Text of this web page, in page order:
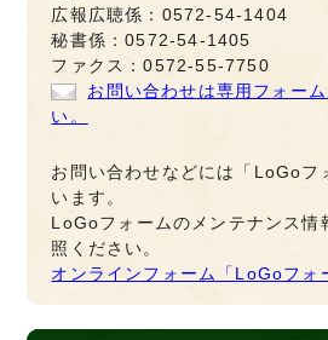
広報広聴係：0572-54-1404
秘書係：0572-54-1405
ファクス：0572-55-7750
お問い合わせは専用フォー
い。
お問い合わせなどには「LoGoフ
います。
LoGoフォームのメンテナンス情
照ください。
オンラインフォーム「LoGoフォ